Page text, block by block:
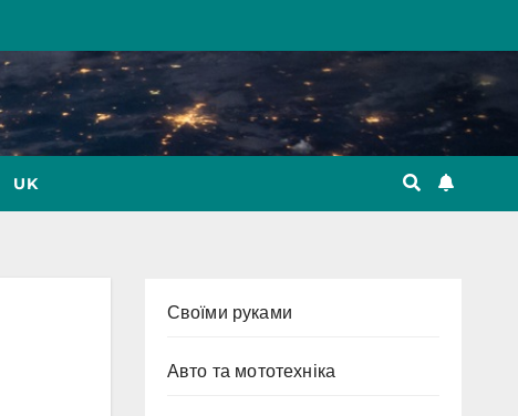
UK
Cвоїми руками
Авто та мототехніка